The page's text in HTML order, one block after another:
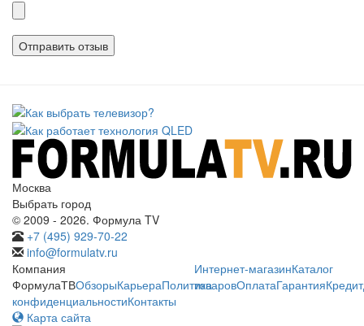
Прикрепленные
Москва
Выбрать город
© 2009 - 2026. Формула TV
+7 (495) 929-70-22
info@formulatv.ru
Компания
ФормулаТВОбзорыКарьераПолитика
конфиденциальностиКонтакты
Интернет-магазинКаталог
товаровОплатаГарантияКредит
Карта сайта